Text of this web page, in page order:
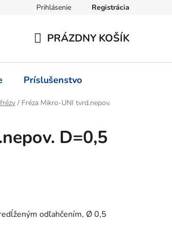
Prihlásenie Registrácia
KOŠÍK
PRÁZDNY KOŠÍK
Príslušenstvo
/ Fréza Mikro-UNI tvrd.nepov.
D=0,5
odľahčením, Ø 0,5